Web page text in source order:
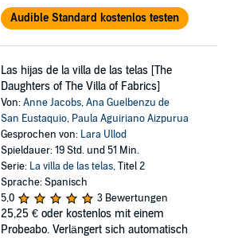
Audible Standard kostenlos testen
Las hijas de la villa de las telas [The
Daughters of The Villa of Fabrics]
Von:Anne Jacobs,Ana Guelbenzu de
San Eustaquio, Paula Aguiriano Aizpurua
Gesprochen von: Lara Ullod
Spieldauer: 19 Std. und 51 Min.
Serie: La villa de las telas, Titel 2
Sprache: Spanisch
5,0
3 Bewertungen
25,25 € oder kostenlos mit einem
Probeabo. Verlängert sich automatisch